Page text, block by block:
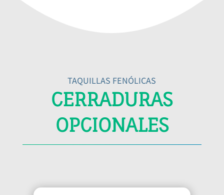
TAQUILLAS FENÓLICAS
CERRADURAS
OPCIONALES